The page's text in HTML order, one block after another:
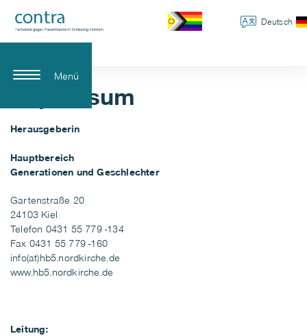
Deutsch
Menü
Impressum
Herausgeberin
Hauptbereich
Generationen und Geschlechter
Gartenstraße 20
24103 Kiel
Telefon 0431 55 779 -134
Fax 0431 55 779 -160
info(at)hb5.nordkirche.de
www.hb5.nordkirche.de
Leitung: